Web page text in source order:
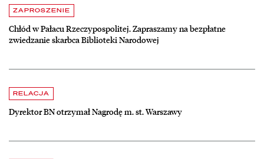
Aktualności
ZAPROSZENIE
Chłód w Pałacu Rzeczypospolitej. Zapraszamy na bezpłatne
zwiedzanie skarbca Biblioteki Narodowej
czytaj więcej o Chłód w Pałacu Rzeczypospolitej. Zapraszamy na
RELACJA
Dyrektor BN otrzymał Nagrodę m. st. Warszawy
czytaj więcej o Dyrektor BN otrzymał Nagrodę m. st. Warszawy